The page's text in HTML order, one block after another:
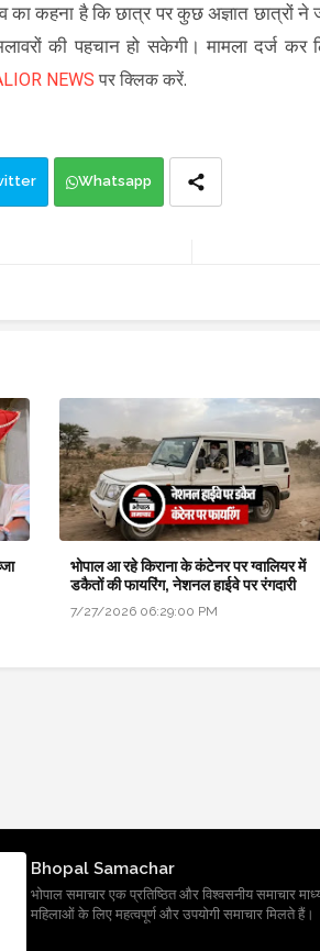
कहना है कि छात्र पर कुछ अज्ञात छात्रों ने
की पहचान हो सकेगी। मामला दर्ज कर
NEWS पर क्लिक करें.
Whatsapp
भोपाल आ रहे किराना के कंटेनर पर ग्वालियर में
डकैतों की फायरिंग, नेशनल हाईवे पर रंगदारी
7/27/2026 06:29:00 PM
Bhopal Samachar
भोपाल समाचार एक प्रतिष्ठित और विश्वसनीय समाचार
महिलाओं के लिए महत्वपूर्ण और उपयोगी समाचार मिलते हैं।